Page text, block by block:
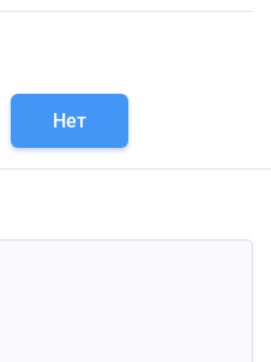
Нет